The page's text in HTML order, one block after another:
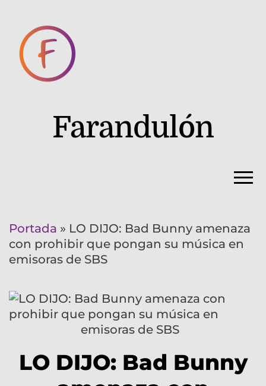
Farandulón
Portada » LO DIJO: Bad Bunny amenaza
con prohibir que pongan su música en
emisoras de SBS
LO DIJO: Bad Bunny